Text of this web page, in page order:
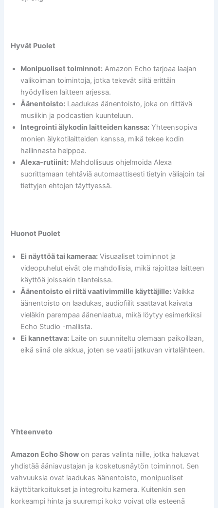
Hyvät Puolet
Monipuoliset toiminnot: Amazon Echo tarjoaa laajan
valikoiman toimintoja, jotka tekevät siitä erittäin
hyödyllisen laitteen arjessa.
Äänentoisto: Laadukas äänentoisto, joka on riittävä
musiikin ja podcastien kuunteluun.
Integrointi älykodin laitteiden kanssa: Yhteensopiva
monien älykotilaitteiden kanssa, mikä tekee kodin
hallinnasta helppoa.
Alexa-rutiinit: Mahdollisuus ohjelmoida Alexa
suorittamaan tehtäviä automaattisesti tietyin väliajoin tai
tiettyjen ehtojen täyttyessä.
Huonot Puolet
Ei näyttöä tai kameraa: Visuaaliset toiminnot ja
videopuhelut eivät ole mahdollisia, mikä rajoittaa laitteen
käyttöä joissakin tilanteissa.
Äänentoisto ei riitä vaativimmille käyttäjille: Vaikka
äänentoisto on laadukas, audiofiilit saattavat kaivata
vieläkin parempaa äänenlaatua, mikä löytyy esimerkiksi
Echo Studio -mallista.
Ei kannettava: Laite on suunniteltu olemaan paikoillaan,
eikä siinä ole akkua, joten se vaatii jatkuvan virtalähteen.
Yhteenveto
Amazon Echo Show on paras valinta niille, jotka haluavat
yhdistää ääniavustajan ja kosketusnäytön toiminnot. Sen
vahvuuksia ovat laadukas äänentoisto, monipuoliset
käyttötarkoitukset ja integroitu kamera. Kuitenkin sen
korkeampi hinta ja suurempi koko voivat olla esteenä